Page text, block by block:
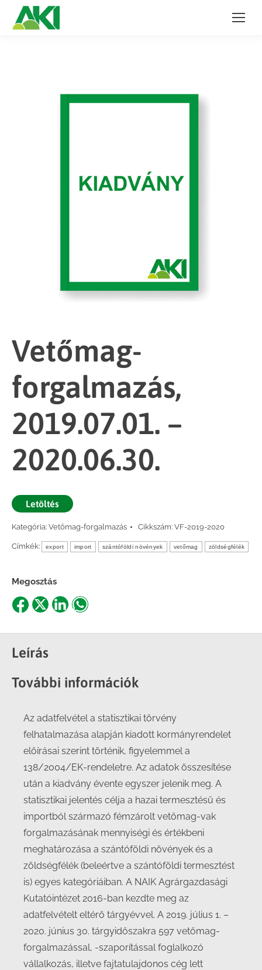
Vetőmag-
forgalmazás,
2019.07.01. –
2020.06.30.
Letöltés
Kategória: Vetőmag-forgalmazás Cikkszám: VF-2019-2020
Címkék: export import szántóföldi növények vetőmag zöldségfélék
Megosztás
Share
Facebook
Share
X
ShareShare
Leírás
További információk
Az adatfelvétel a statisztikai törvény
felhatalmazása alapján kiadott kormányrendelet
előírásai szerint történik, figyelemmel a
138/2004/EK-rendeletre. Az adatok összesítése
után a kiadvány évente egyszer jelenik meg. A
statisztikai jelentés célja a hazai termesztésű és
importból származó fémzárolt vetőmag-vak
forgalmazásának mennyiségi és értékbeni
meghatározása a szántóföldi növények és a
zöldségfélék (beleértve a szántóföldi termesztést
is) egyes kategóriáiban. A NAIK Agrárgazdasági
Kutatóintézet 2016-ban kezdte meg az
adatfelvételt eltérő tárgyévvel. A 2019. július 1. –
2020. június 30. tárgyidőszakra 597 vetőmag-
forgalmazással, -szaporítással foglalkozó
vállalkozás, illetve fajtatulajdonos cég lett